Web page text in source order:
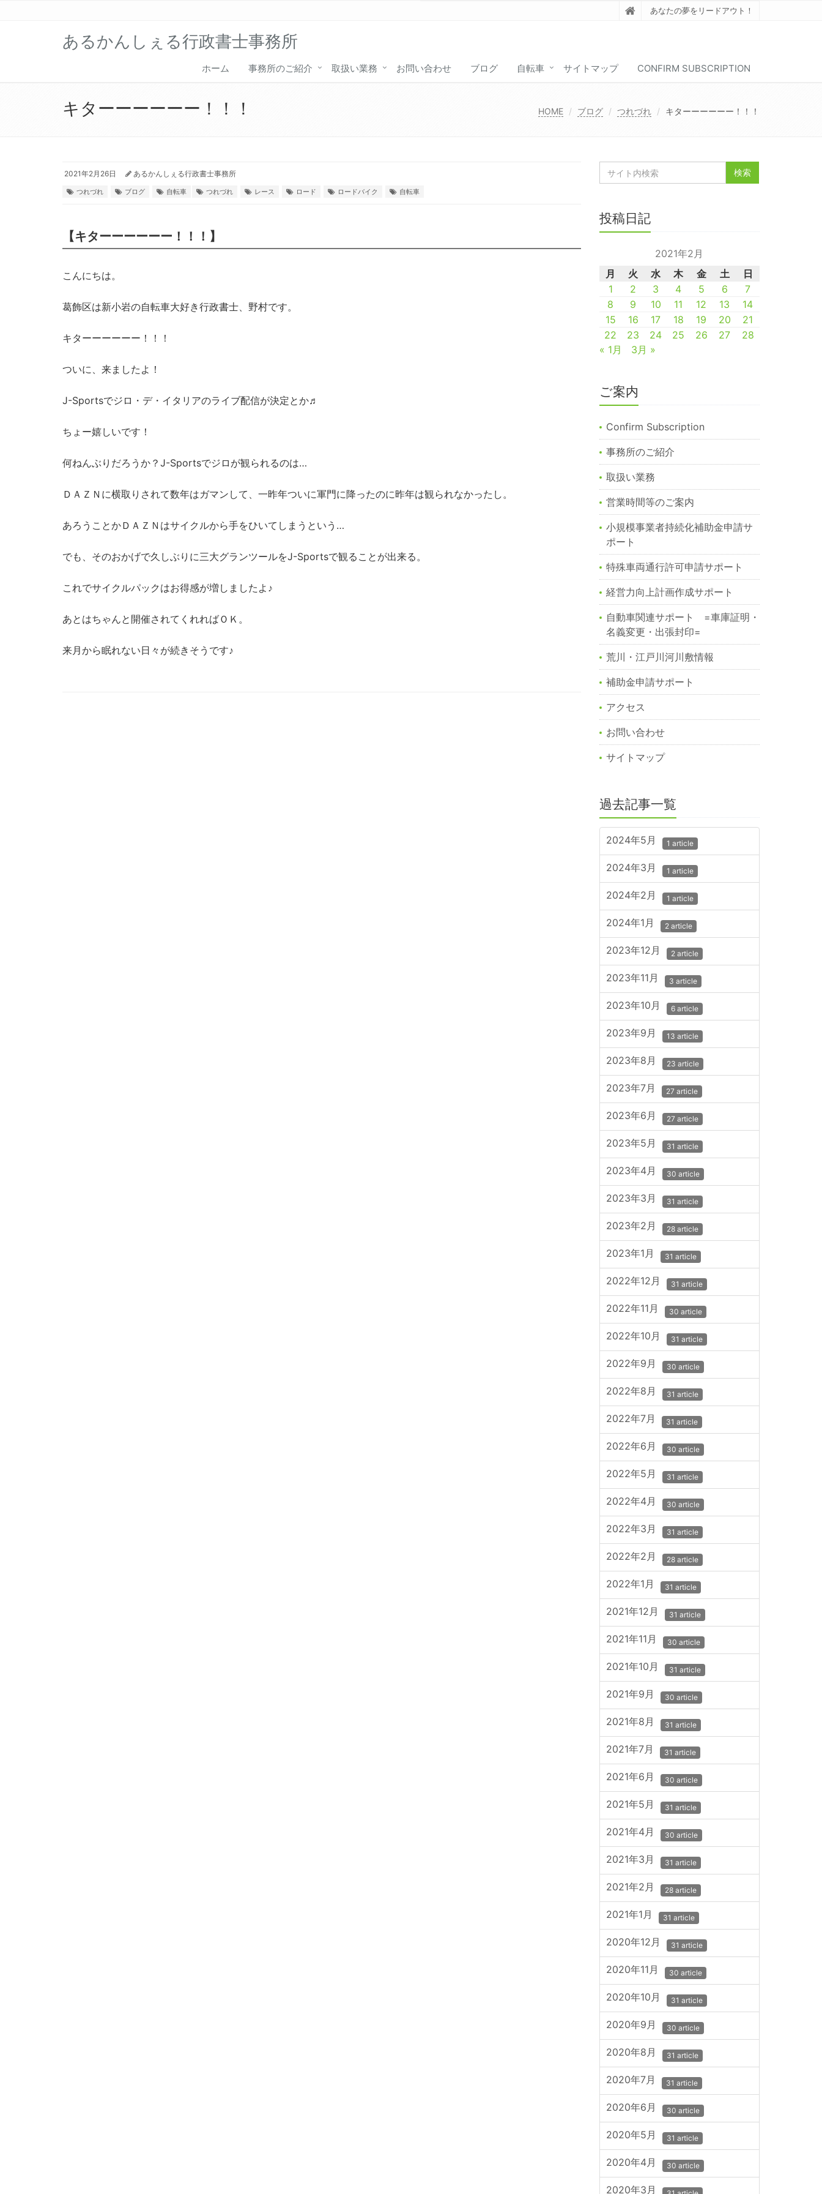
あなたの夢をリードアウト！
あるかんしぇる行政書士事務所
ホーム 事務所のご紹介 取扱い業務 お問い合わせ ブログ 自転車 サイトマップ CONFIRM SUBSCRIPTION
キターーーーーー！！！ HOME ブログ つれづれ キターーーーーー！！！
2021年2月26日 あるかんしぇる行政書士事務所
つれづれ ブログ 自転車 つれづれ レース ロード ロードバイク 自転車
【キターーーーーー！！！】
こんにちは。
葛飾区は新小岩の自転車大好き行政書士、野村です。
キターーーーーー！！！
ついに、来ましたよ！
J-Sportsでジロ・デ・イタリアのライブ配信が決定とか♬
ちょー嬉しいです！
何ねんぶりだろうか？J-Sportsでジロが観られるのは…
ＤＡＺＮに横取りされて数年はガマンして、一昨年ついに軍門に降ったのに昨年は観られなかったし。
あろうことかＤＡＺＮはサイクルから手をひいてしまうという…
でも、そのおかげで久しぶりに三大グランツールをJ-Sportsで観ることが出来る。
これでサイクルパックはお得感が増しましたよ♪
あとはちゃんと開催されてくれればＯＫ。
来月から眠れない日々が続きそうです♪
投稿日記
2021年2月
月
火 水 木 金 土
日
1
2 3 4 5 6
7
8
9 10 11 12 13
14
15
16 17 18 19 20
21
22
23 24 25 26 27
28
« 1月
3月 »
ご案内
Confirm Subscription
事務所のご紹介
取扱い業務
営業時間等のご案内
小規模事業者持続化補助金申請サ
ポート
特殊車両通行許可申請サポート
経営力向上計画作成サポート
自動車関連サポート =車庫証明・
名義変更・出張封印=
荒川・江戸川河川敷情報
補助金申請サポート
アクセス
お問い合わせ
サイトマップ
過去記事一覧
2024年5月 1 article
2024年3月 1 article
2024年2月 1 article
2024年1月 2 article
2023年12月 2 article
2023年11月 3 article
2023年10月 6 article
2023年9月 13 article
2023年8月 23 article
2023年7月 27 article
2023年6月 27 article
2023年5月 31 article
2023年4月 30 article
2023年3月 31 article
2023年2月 28 article
2023年1月 31 article
2022年12月 31 article
2022年11月 30 article
2022年10月 31 article
2022年9月 30 article
2022年8月 31 article
2022年7月 31 article
2022年6月 30 article
2022年5月 31 article
2022年4月 30 article
2022年3月 31 article
2022年2月 28 article
2022年1月 31 article
2021年12月 31 article
2021年11月 30 article
2021年10月 31 article
2021年9月 30 article
2021年8月 31 article
2021年7月 31 article
2021年6月 30 article
2021年5月 31 article
2021年4月 30 article
2021年3月 31 article
2021年2月 28 article
2021年1月 31 article
2020年12月 31 article
2020年11月 30 article
2020年10月 31 article
2020年9月 30 article
2020年8月 31 article
2020年7月 31 article
2020年6月 30 article
2020年5月 31 article
2020年4月 30 article
2020年3月